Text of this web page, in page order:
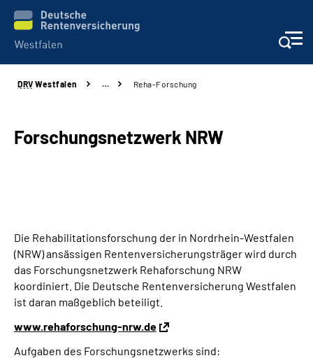
Kontakt und Beratung
Broschüren und mehr
Karriere
Über uns
Online-Services
DRV Westfalen … Reha-Forschung
Forschungsnetzwerk NRW
Die Rehabilitationsforschung der in Nordrhein-Westfalen
(NRW) ansässigen Rentenversicherungsträger wird durch
das Forschungsnetzwerk Rehaforschung NRW
koordiniert. Die Deutsche Rentenversicherung Westfalen
ist daran maßgeblich beteiligt.
www.rehaforschung-nrw.de
Aufgaben des Forschungsnetzwerks sind: